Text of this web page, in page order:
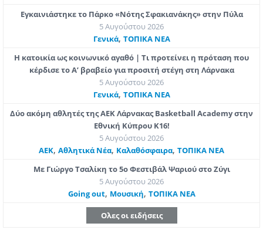
Εγκαινιάστηκε το Πάρκο «Νότης Σφακιανάκης» στην Πύλα
5 Αυγούστου 2026
Γενικά, ΤΟΠΙΚΑ ΝΕΑ
Η κατοικία ως κοινωνικό αγαθό | Τι προτείνει η πρόταση που
κέρδισε το Α’ βραβείο για προσιτή στέγη στη Λάρνακα
5 Αυγούστου 2026
Γενικά, ΤΟΠΙΚΑ ΝΕΑ
Δύο ακόμη αθλητές της ΑΕΚ Λάρνακας Basketball Academy στην
Εθνική Κύπρου Κ16!
5 Αυγούστου 2026
ΑΕΚ, Αθλητικά Νέα, Καλαθόσφαιρα, ΤΟΠΙΚΑ ΝΕΑ
Με Γιώργο Τσαλίκη το 5ο Φεστιβάλ Ψαριού στο Ζύγι
5 Αυγούστου 2026
Going out, Μουσική, ΤΟΠΙΚΑ ΝΕΑ
Ολες οι ειδήσεις